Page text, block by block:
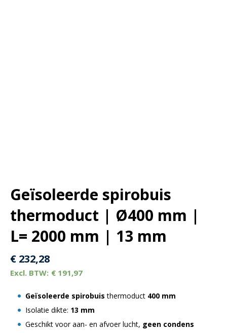
Geïsoleerde spirobuis
thermoduct | Ø400 mm |
L= 2000 mm | 13 mm
€ 232,28
€ 191,97
Geïsoleerde spirobuis thermoduct 400 mm
Isolatie dikte: 13 mm
Geschikt voor aan- en afvoer lucht, geen condens